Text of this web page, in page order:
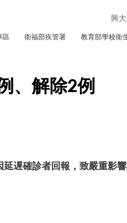
興
區 衛福部疾管署 教育部學校衛
、解除2例
遅確診者回報，致嚴重影